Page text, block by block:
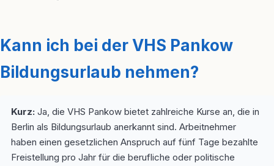
Kann ich bei der VHS Pankow
Bildungsurlaub nehmen?
Kurz: Ja, die VHS Pankow bietet zahlreiche Kurse an, die in
Berlin als Bildungsurlaub anerkannt sind. Arbeitnehmer
haben einen gesetzlichen Anspruch auf fünf Tage bezahlte
Freistellung pro Jahr für die berufliche oder politische